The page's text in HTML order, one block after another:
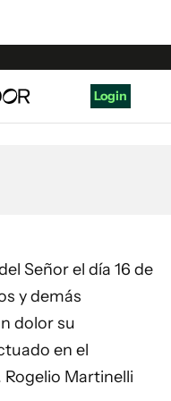
Login
Señor el día 16 de
y demás
dolor su
en el
Martinelli